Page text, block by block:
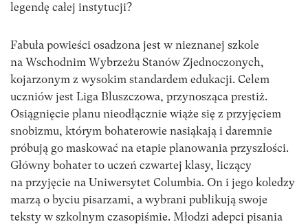
legendę całej instytucji?
Fabuła powieści osadzona jest w nieznanej szkole
na Wschodnim Wybrzeżu Stanów Zjednoczonych,
kojarzonym z wysokim standardem edukacji. Celem
uczniów jest Liga Bluszczowa, przynosząca prestiż.
Osiągnięcie planu nieodłącznie wiąże się z przyjęciem
snobizmu, którym bohaterowie nasiąkają i daremnie
próbują go maskować na etapie planowania przyszłości.
Główny bohater to uczeń czwartej klasy, liczący
na przyjęcie na Uniwersytet Columbia. On i jego koledzy
marzą o byciu pisarzami, a wybrani publikują swoje
teksty w szkolnym czasopiśmie. Młodzi adepci pisania